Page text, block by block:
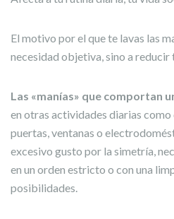
El motivo por el que te lavas las
necesidad objetiva, sino a reducir
Las «manías» que comportan
en otras actividades diarias
puertas, ventanas o
excesivo gusto por la simetría,
en un orden estricto o con una
posibilidades.